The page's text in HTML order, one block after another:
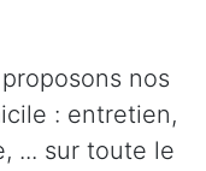
nos
: entretien,
... sur toute le